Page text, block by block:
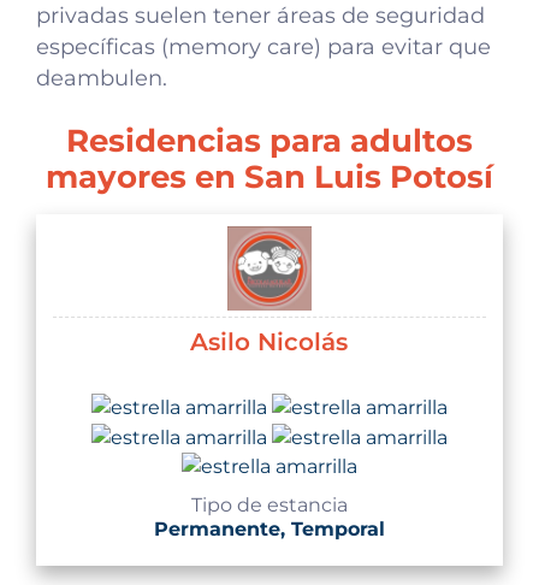
privadas suelen tener áreas de seguridad
específicas (memory care) para evitar que
deambulen.
Residencias para adultos
mayores en San Luis Potosí
Asilo Nicolás
Tipo de estancia
Permanente, Temporal